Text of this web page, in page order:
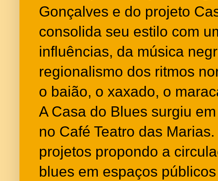
Gonçalves e do projeto
consolida seu estilo com
influências, da música
regionalismo dos ritmos
o baião, o xaxado, o
A Casa do Blues surgiu
no Café Teatro das
projetos propondo a
blues em espaços